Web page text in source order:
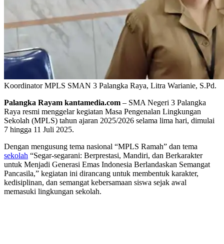
Koordinator MPLS SMAN 3 Palangka Raya, Litra Warianie, S.Pd.
Palangka Rayam kantamedia.com – SMA Negeri 3 Palangka
Raya resmi menggelar kegiatan Masa Pengenalan Lingkungan
Sekolah (MPLS) tahun ajaran 2025/2026 selama lima hari, dimulai
7 hingga 11 Juli 2025.
Dengan mengusung tema nasional “MPLS Ramah” dan tema
sekolah “Segar-segarani: Berprestasi, Mandiri, dan Berkarakter
untuk Menjadi Generasi Emas Indonesia Berlandaskan Semangat
Pancasila,” kegiatan ini dirancang untuk membentuk karakter,
kedisiplinan, dan semangat kebersamaan siswa sejak awal
memasuki lingkungan sekolah.